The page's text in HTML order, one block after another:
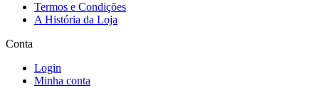
Termos e Condições
A História da Loja
Conta
Login
Minha conta